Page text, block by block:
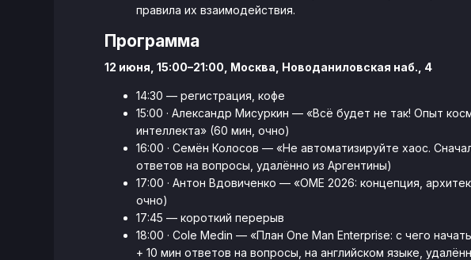
правила их взаимодействия.
Программа
12 июня, 15:00–21:00, Москва, Новоданиловская наб., 4
14:30 — регистрация, кофе
15:00 · Александр Мисуркин — «Всё будет не так! Опыт
интеллекта» (60 мин, очно)
16:00 · Семён Колосов — «Не автоматизируйте хаос.
ответов на вопросы, удалённо из Аргентины)
17:00 · Антон Вдовиченко — «OME 2026: концепция,
очно)
17:45 — короткий перерыв
18:00 · Cole Medin — «План One Man Enterprise: с чего
+ 10 мин ответов на вопросы, на английском языке,